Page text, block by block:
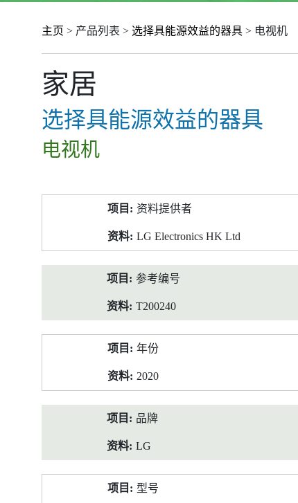
主页 > 产品列表 > 选择具能源效益的器具 > 电视机
家居
选择具能源效益的器具
电视机
料
资料提供者
LG Electronics HK Ltd
参考编号
T200240
年份
2020
品牌
LG
型号